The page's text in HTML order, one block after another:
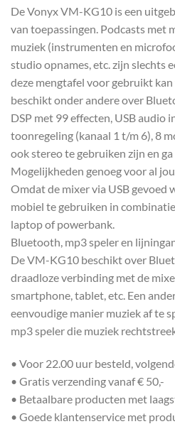
De Vonyx VM-KG10 is een
van toepassingen. Podcasts met
muziek (instrumenten en
studio opnames, etc. zijn slechts
deze mengtafel voor gebruikt
beschikt onder andere over
DSP met 99 effecten, USB audio
toonregeling (kanaal 1 t/m 6), 8
ook stereo te gebruiken zijn en ga
Mogelijkheden genoeg voor al
Omdat de mixer via USB gevoed
mobiel te gebruiken in
laptop of powerbank.
Bluetooth, mp3 speler en
De VM-KG10 beschikt over
draadloze verbinding met de
smartphone, tablet, etc. Een
eenvoudige manier muziek af te
mp3 speler die muziek
• Voor 22.00 uur besteld,
• Gratis verzending vanaf € 50,-
• Betaalbare producten met
• Goede klantenservice met